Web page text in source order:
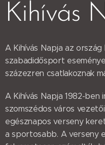
Kihívás
A Kihívás Napja az
szabadidősport
százezren csatlakoznak
A Kihívás Napja 1982-ben
szomszédos város
egésznapos verseny
a sportosabb. A verseny